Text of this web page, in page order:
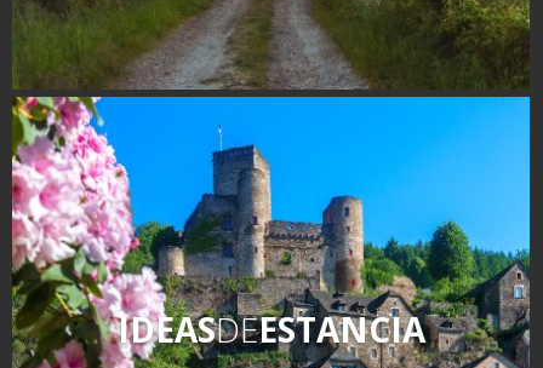
IDEASDEESTANCIA